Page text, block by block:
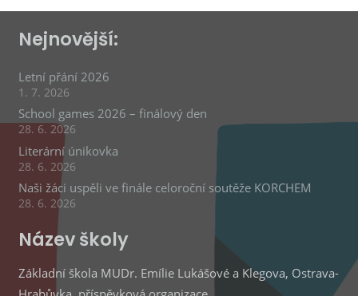
Nejnovější:
Letní přání 2026
1. 7. 2026
School games 2026 – finálový den
28. 6. 2026
Literární únikovka
28. 6. 2026
Naši žáci uspěli ve finále celoroční soutěže KORCHEM
28. 6. 2026
Název školy
Základní škola MUDr. Emílie Lukášové a Klegova, Ostrava-